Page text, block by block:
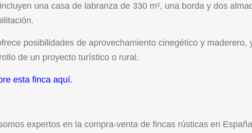
una casa de labranza de 330 m², una borda y dos
posibilidades de aprovechamiento cinegético y maderero,
de un proyecto turístico o rural.
esta finca aquí.
expertos en la compra-venta de fincas rústicas en